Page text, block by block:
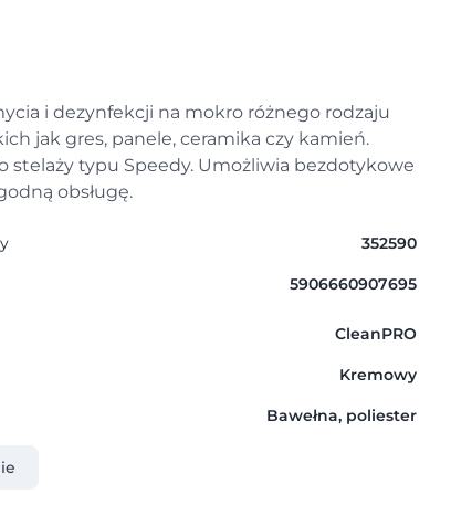
i dezynfekcji na mokro różnego rodzaju
jak gres, panele, ceramika czy kamień.
stelaży typu Speedy. Umożliwia bezdotykowe
obsługę.
352590
5906660907695
CleanPRO
Kremowy
Bawełna, poliester